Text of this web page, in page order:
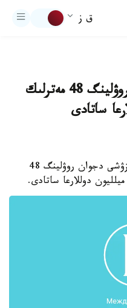
ق ز
بريتاندىق جازۋشى دجوان روۋلينگ 48 مەترلىك
استانا. قازاقپارات - بريتاندىق جازۋشى دجوان روۋلينگ 48